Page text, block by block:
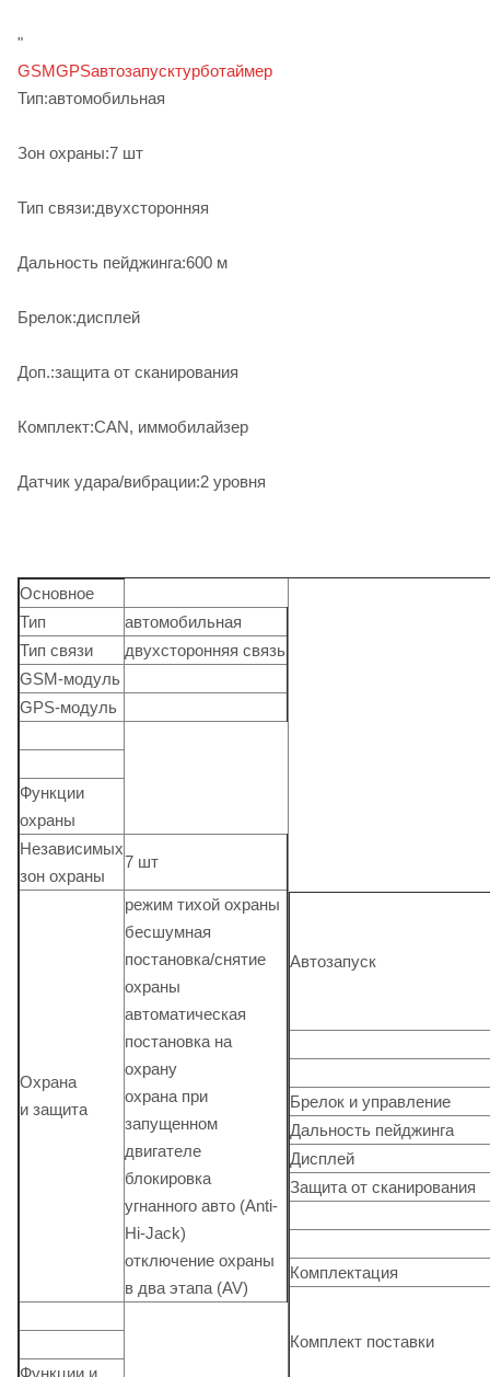
"
GSMGPSавтозапусктурботаймер
Тип:автомобильная
Зон охраны:7 шт
Тип связи:двухсторонняя
Дальность пейджинга:600 м
Брелок:дисплей
Доп.:защита от сканирования
Комплект:CAN, иммобилайзер
Датчик удара/вибрации:2 уровня
Основное
Тип
автомобильная
Тип связи
двухсторонняя связь
GSM-модуль
GPS-модуль
Функции
охраны
Независимых
зон охраны
7 шт
Охрана
и защита
режим тихой охраны
бесшумная
постановка/снятие
охраны
автоматическая
постановка на
охрану
охрана при
запущенном
двигателе
блокировка
угнанного авто (Anti-
Hi-Jack)
отключение охраны
в два этапа (AV)
Функции и
Автозапуск
Брелок и управление
Дальность пейджинга
Дисплей
Защита от сканирования
Комплектация
Комплект поставки